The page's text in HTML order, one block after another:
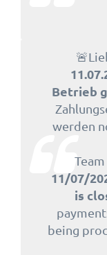
Betrieb
werden
11/07/
is
being